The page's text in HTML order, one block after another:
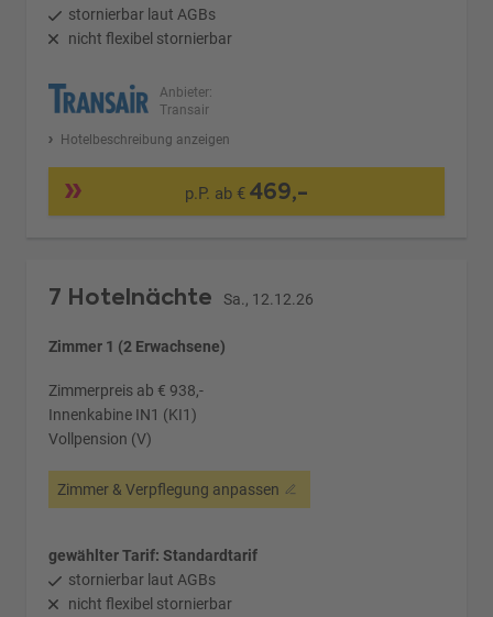
stornierbar laut AGBs
nicht flexibel stornierbar
Anbieter:
Transair
Hotelbeschreibung anzeigen
p.P. ab € 469,-
7 Hotelnächte Sa., 12.12.26
Zimmer 1 (2 Erwachsene)
Zimmerpreis ab € 938,-
Innenkabine IN1 (KI1)
Vollpension (V)
Zimmer & Verpflegung anpassen
gewählter Tarif: Standardtarif
stornierbar laut AGBs
nicht flexibel stornierbar